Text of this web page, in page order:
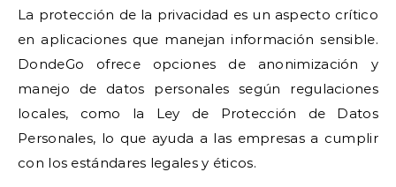
La protección de la privacidad es un aspecto crítico
en aplicaciones que manejan información sensible.
DondeGo ofrece opciones de anonimización y
manejo de datos personales según regulaciones
locales, como la Ley de Protección de Datos
Personales, lo que ayuda a las empresas a cumplir
con los estándares legales y éticos.